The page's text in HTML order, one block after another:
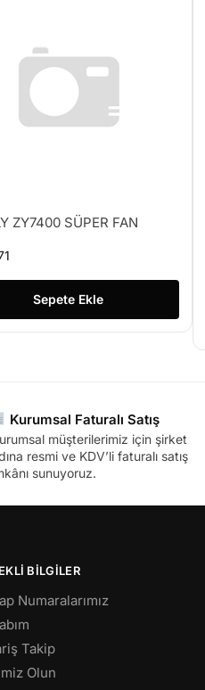
ZY7400 SÜPER FAN
Sepete Ekle
Kurumsal Faturalı Satış
müşterilerimiz için şirket
resmi ve KDV’li faturalı satış
sunuyoruz.
BİLGİLER
Numaralarımız
Takip
Olun